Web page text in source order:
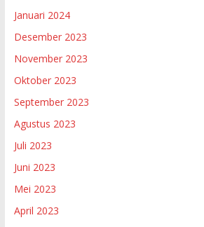
Januari 2024
Desember 2023
November 2023
Oktober 2023
September 2023
Agustus 2023
Juli 2023
Juni 2023
Mei 2023
April 2023